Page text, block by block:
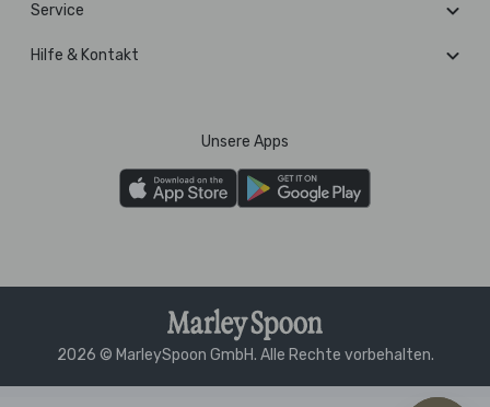
Service
Hilfe & Kontakt
Unsere Apps
2026 © MarleySpoon GmbH. Alle Rechte vorbehalten.